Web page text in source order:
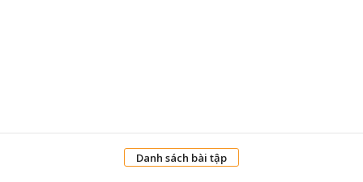
Danh sách bài tập